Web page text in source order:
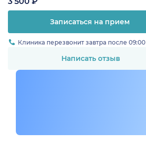
Записаться на прием
Клиника перезвонит завтра после 09:00
Написать отзыв